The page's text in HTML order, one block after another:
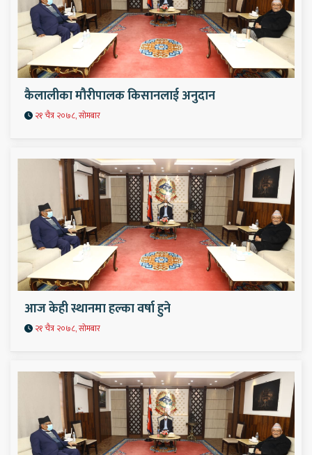
कैलालीका मौरीपालक किसानलाई अनुदान
२१ चैत्र २०७८, सोमबार
आज केही स्थानमा हल्का वर्षा हुने
२१ चैत्र २०७८, सोमबार